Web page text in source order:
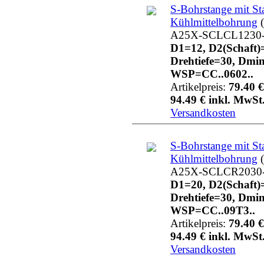
S-Bohrstange mit
Kühlmittelbohrung
A25X-
D1=12,
Drehtiefe=30,
WSP=CC..0602..
Artikelpreis: 79.40
94.49 € inkl.
Versandkosten
S-Bohrstange mit
Kühlmittelbohrung
A25X-
D1=20,
Drehtiefe=30,
WSP=CC..09T3..
Artikelpreis: 79.40
94.49 € inkl.
Versandkosten